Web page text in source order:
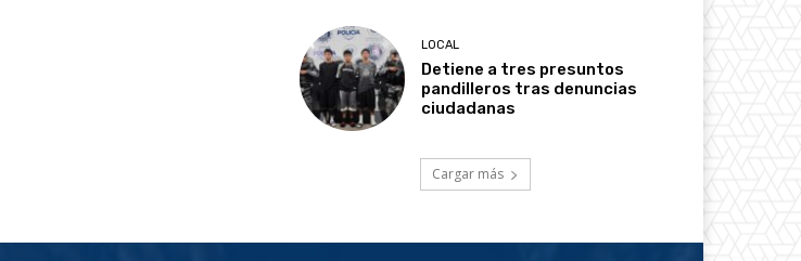
LOCAL
Detiene a tres presuntos
pandilleros tras denuncias
ciudadanas
Cargar más